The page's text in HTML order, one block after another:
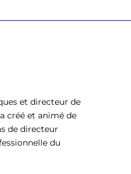
et directeur de
créé et animé de
de directeur
du